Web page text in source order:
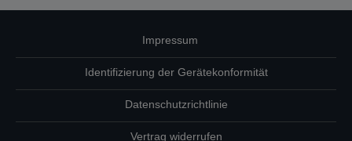
Impressum
Identifizierung der Gerätekonformität
Datenschutzrichtlinie
Vertrag widerrufen